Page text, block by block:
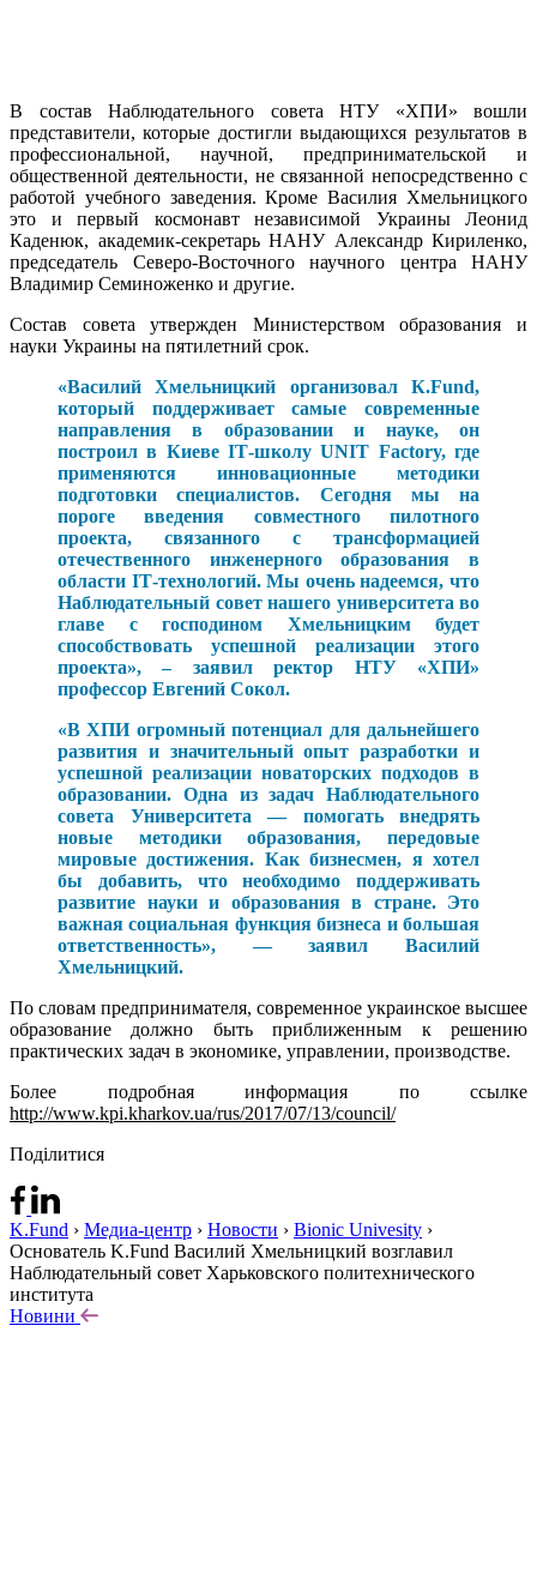
В состав Наблюдательного совета НТУ «ХПИ» вошли
представители, которые достигли выдающихся результатов в
профессиональной, научной, предпринимательской и
общественной деятельности, не связанной непосредственно с
работой учебного заведения. Кроме Василия Хмельницкого
это и первый космонавт независимой Украины Леонид
Каденюк, академик-секретарь НАНУ Александр Кириленко,
председатель Северо-Восточного научного центра НАНУ
Владимир Семиноженко и другие.
Состав совета утвержден Министерством образования и
науки Украины на пятилетний срок.
«Василий Хмельницкий организовал К.Fund,
который поддерживает самые современные
направления в образовании и науке, он
построил в Киеве ІТ-школу UNIT Factory, где
применяются инновационные методики
подготовки специалистов. Сегодня мы на
пороге введения совместного пилотного
проекта, связанного с трансформацией
отечественного инженерного образования в
области ІТ-технологий. Мы очень надеемся, что
Наблюдательный совет нашего университета во
главе с господином Хмельницким будет
способствовать успешной реализации этого
проекта», – заявил ректор НТУ «ХПИ»
профессор Евгений Сокол.
«В ХПИ огромный потенциал для дальнейшего
развития и значительный опыт разработки и
успешной реализации новаторских подходов в
образовании. Одна из задач Наблюдательного
совета Университета — помогать внедрять
новые методики образования, передовые
мировые достижения. Как бизнесмен, я хотел
бы добавить, что необходимо поддерживать
развитие науки и образования в стране. Это
важная социальная функция бизнеса и большая
ответственность», — заявил Василий
Хмельницкий.
По словам предпринимателя, современное украинское высшее
образование должно быть приближенным к решению
практических задач в экономике, управлении, производстве.
Более подробная информация по ссылке
http://www.kpi.kharkov.ua/rus/2017/07/13/council/
Поділитися
K.Fund › Медиа-центр › Новости › Bionic Univesity ›
Основатель K.Fund Василий Хмельницкий возглавил
Наблюдательный совет Харьковского политехнического
института
Новини